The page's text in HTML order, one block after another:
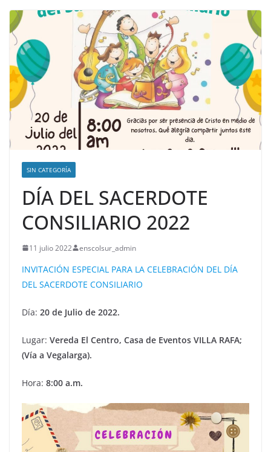
SIN CATEGORÍA
DÍA DEL SACERDOTE
CONSILIARIO 2022
11 julio 2022 enscolsur_admin
INVITACIÓN ESPECIAL PARA LA CELEBRACIÓN DEL DÍA
DEL SACERDOTE CONSILIARIO
Día: 20 de Julio de 2022.
Lugar: Vereda El Centro, Casa de Eventos VILLA RAFA;
(Vía a Vegalarga).
Hora: 8:00 a.m.